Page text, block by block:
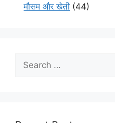
मौसम और खेती (44)